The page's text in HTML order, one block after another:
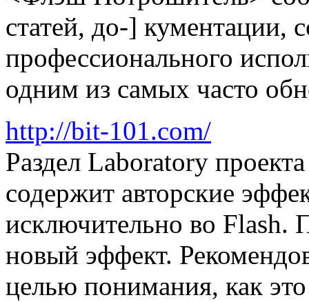
статей, до-] кументации,
профессионального
одним из самых часто
http://bit-101.com/
Раздел Laboratory
содержит авторские
исключительно во Flash.
новый эффект.
целью понимания, как это